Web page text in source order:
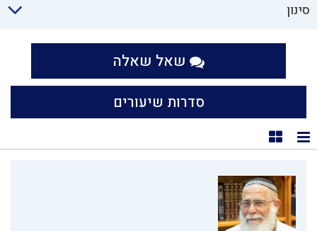
סינון
שאל שאלה
סדרות שיעורים
תצוגת רשימה
תצוגת קוביות